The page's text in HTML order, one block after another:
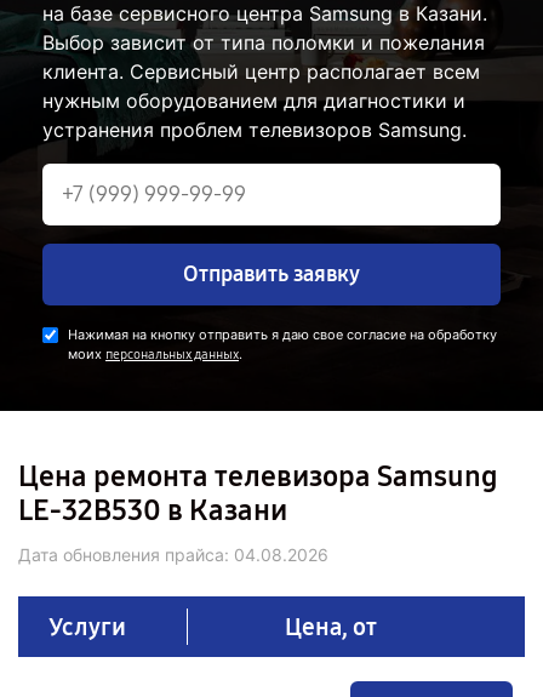
на базе сервисного центра Samsung в Казани.
Выбор зависит от типа поломки и пожелания
клиента. Сервисный центр располагает всем
нужным оборудованием для диагностики и
устранения проблем телевизоров Samsung.
Отправить заявку
Нажимая на кнопку отправить я даю свое согласие на обработку
моих персональных данных.
Цена ремонта телевизора Samsung
LE-32B530 в Казани
Дата обновления прайса: 04.08.2026
Услуги Цена, от